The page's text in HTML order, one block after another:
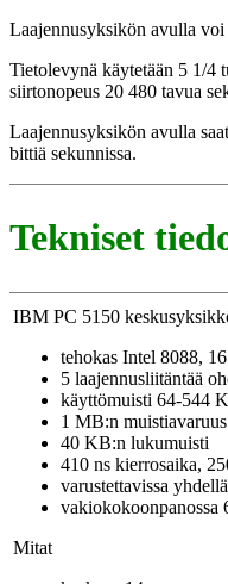
Laajennusyksikön avulla
Tietolevynä käytetään 5 1/4
siirtonopeus 20 480 tavua
Laajennusyksikön avulla
bittiä sekunnissa.
Tekniset
IBM PC 5150
tehokas Intel 8088,
5 laajennusliitäntää
käyttömuisti 64-544
1 MB:n muistiavaruus
40 KB:n lukumuisti
410 ns kierrosaika,
varustettavissa
Mitat